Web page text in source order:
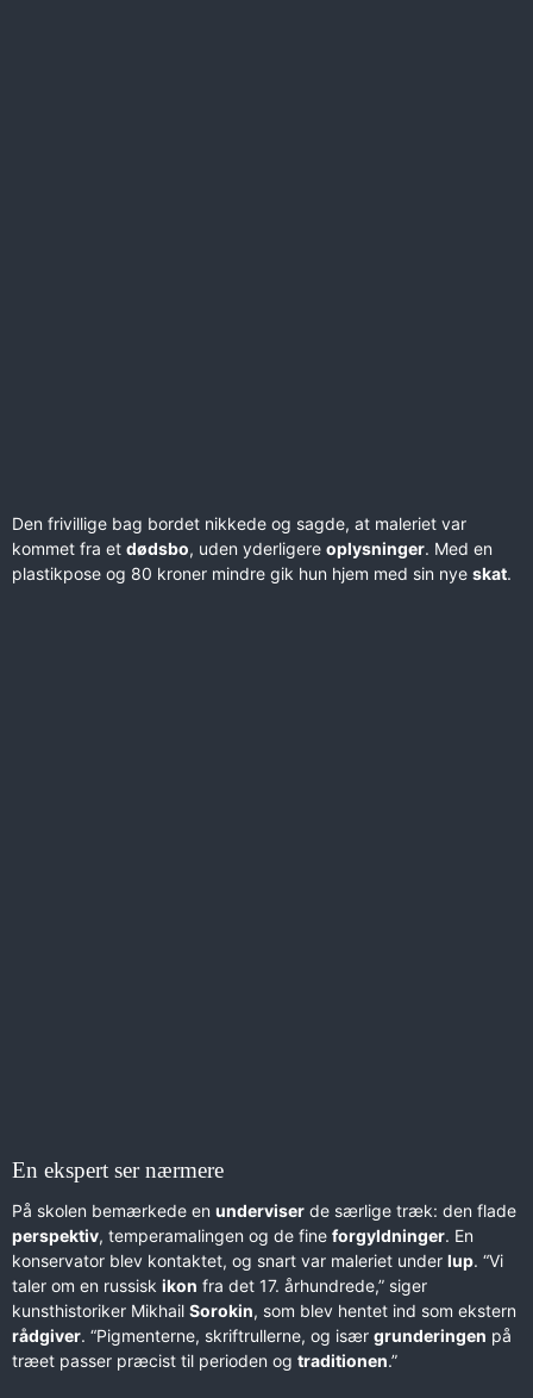
Den frivillige bag bordet nikkede og sagde, at maleriet var
kommet fra et dødsbo, uden yderligere oplysninger. Med en
plastikpose og 80 kroner mindre gik hun hjem med sin nye skat.
En ekspert ser nærmere
På skolen bemærkede en underviser de særlige træk: den flade
perspektiv, temperamalingen og de fine forgyldninger. En
konservator blev kontaktet, og snart var maleriet under lup. “Vi
taler om en russisk ikon fra det 17. århundrede,” siger
kunsthistoriker Mikhail Sorokin, som blev hentet ind som ekstern
rådgiver. “Pigmenterne, skriftrullerne, og især grunderingen på
træet passer præcist til perioden og traditionen.”